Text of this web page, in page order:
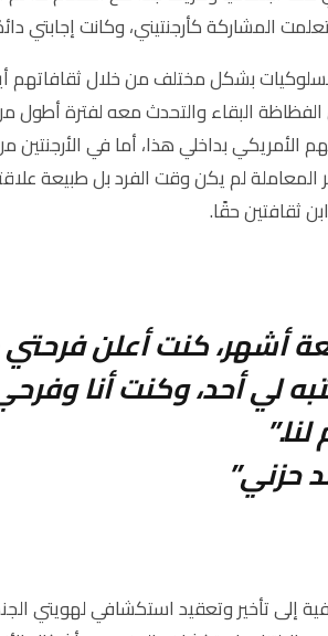
المشاركة كأرجنتيني، وكانت إجابتي
بشكل مختلف من خلال ثقافاتهم
البقاء والتحدث معه لفترة أطول
الأمريكي بداخلي هذا، أما في
لم يكن وقت الفرد بل طبيعة
ثقافتين حقًا.
أشهر، كنت أعلن
لي أحد، وكنت أنا
حزني”
إلى تأخير وتعقيد استكشافي لهويتي